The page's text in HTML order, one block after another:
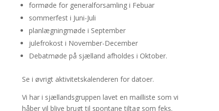
formøde for generalforsamling i Febuar
sommerfest i Juni-Juli
planlægningmøde i September
julefrokost i November-December
Debatmøde på sjælland afholdes i Oktober.
Se i øvrigt aktivitetskalenderen for datoer.
Vi har i sjællandsgruppen lavet en mailliste som vi
håber vil blive brugt til spontane tiltag som feks.